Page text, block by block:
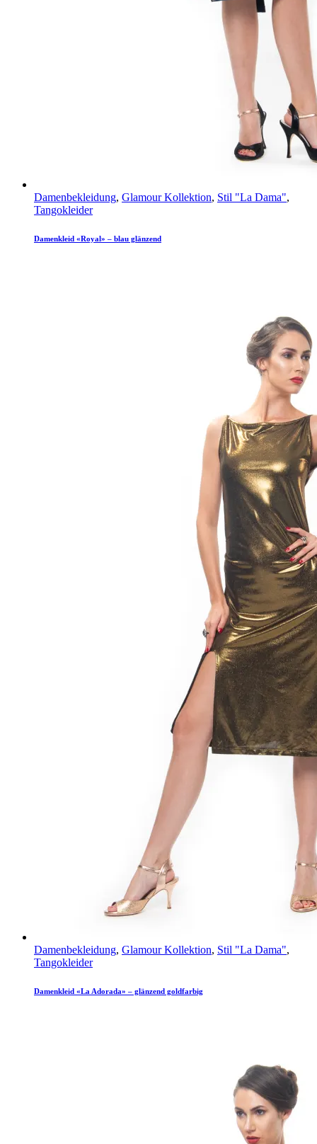
Damenbekleidung, Glamour Kollektion, Stil "La Dama",
Tangokleider
Damenkleid «Royal» – blau glänzend
Damenbekleidung, Glamour Kollektion, Stil "La Dama",
Tangokleider
Damenkleid «La Adorada» – glänzend goldfarbig